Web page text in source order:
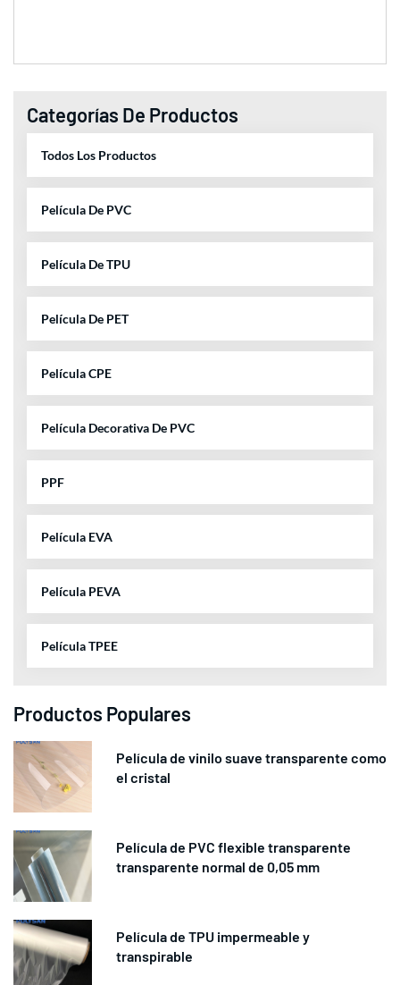
Categorías De Productos
Todos Los Productos
Película De PVC
Película De TPU
Película De PET
Película CPE
Película Decorativa De PVC
PPF
Película EVA
Película PEVA
Película TPEE
Productos Populares
Película de vinilo suave transparente como
el cristal
Película de PVC flexible transparente
transparente normal de 0,05 mm
Película de TPU impermeable y
transpirable